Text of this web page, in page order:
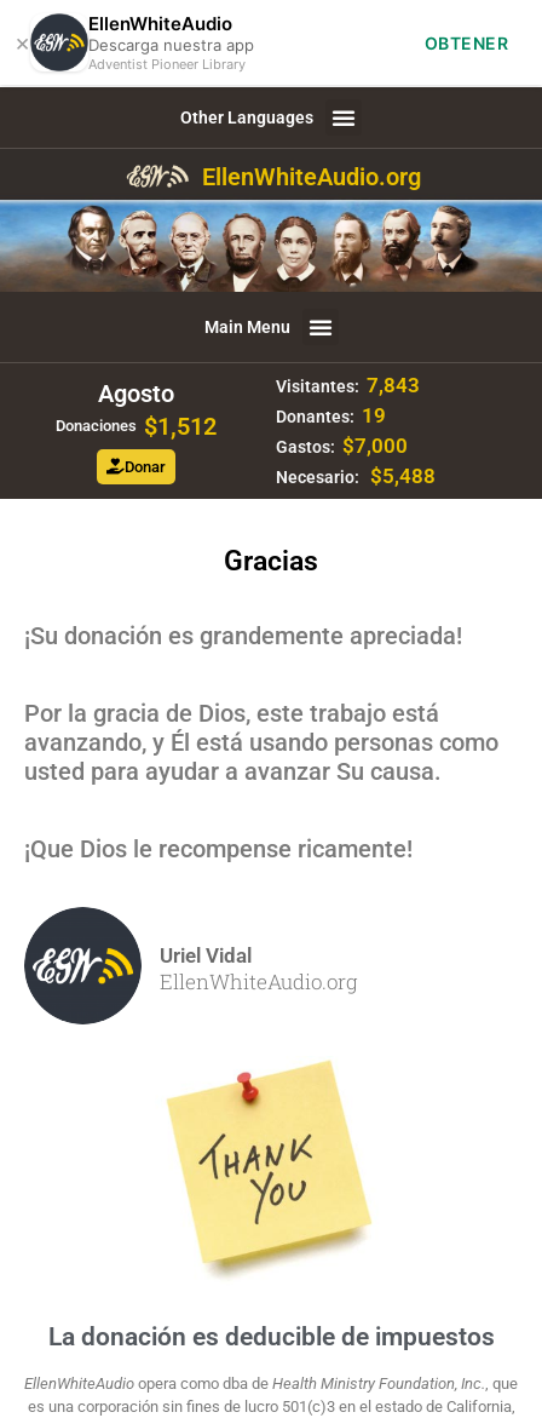
×
EllenWhiteAudio
Descarga nuestra app
Adventist Pioneer Library
OBTENER
Other Languages
EllenWhiteAudio.org
Main Menu
Agosto
Donaciones $1,512
Donar
Visitantes: 7,843
Donantes: 19
Gastos: $7,000
Necesario: $5,488
Gracias
¡Su donación es grandemente apreciada!
Por la gracia de Dios, este trabajo está
avanzando, y Él está usando personas como
usted para ayudar a avanzar Su causa.
¡Que Dios le recompense ricamente!
Uriel Vidal
EllenWhiteAudio.org
La donación es deducible de impuestos​
EllenWhiteAudio opera como dba de Health Ministry Foundation, Inc. , que
es una corporación sin fines de lucro 501(c)3 en el estado de California,